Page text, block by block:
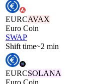
EURCAVAX
Euro Coin
SWAP
Shift time~2 min
EURCSOLANA
Euro Coin